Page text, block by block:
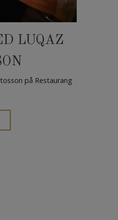
LUQAZ
på Restaurang